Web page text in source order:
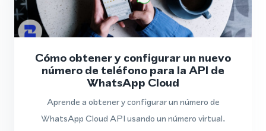
Cómo obtener y configurar un nuevo
número de teléfono para la API de
WhatsApp Cloud
Aprende a obtener y configurar un número de
WhatsApp Cloud API usando un número virtual.